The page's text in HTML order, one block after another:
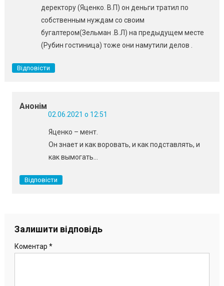
деректору (Яценко. В.П) он деньги тратил по
собственным нуждам со своим
бугалтером(Зельман .В.Л) на предыдущем месте
(Рубин гостиница) тоже они намутили делов .
Відповісти
Анонім
02.06.2021 о 12:51
Яценко – мент.
Он знает и как воровать, и как подставлять, и
как вымогать…
Відповісти
Залишити відповідь
Коментар *